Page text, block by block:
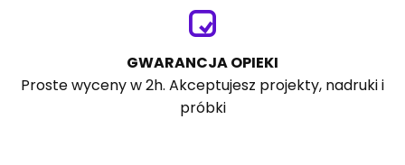
GWARANCJA OPIEKI
Proste wyceny w 2h. Akceptujesz projekty, nadruki i
próbki